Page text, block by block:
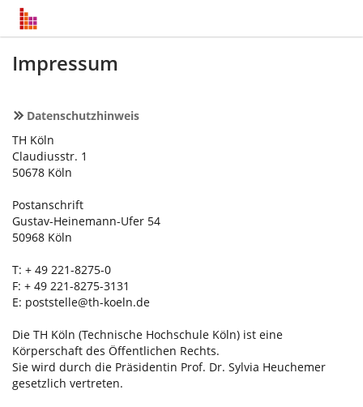
Impressum
Datenschutzhinweis
TH Köln
Claudiusstr. 1
50678 Köln
Postanschrift
Gustav-Heinemann-Ufer 54
50968 Köln
T: + 49 221-8275-0
F: + 49 221-8275-3131
E: poststelle@th-koeln.de
Die TH Köln (Technische Hochschule Köln) ist eine
Körperschaft des Öffentlichen Rechts.
Sie wird durch die Präsidentin Prof. Dr. Sylvia Heuchemer
gesetzlich vertreten.